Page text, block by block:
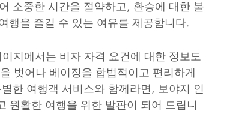
소중한 시간을 절약하고, 환승에 대한 불
행을 즐길 수 있는 여유를 제공합니다.
지에서는 비자 자격 요건에 대한 정보도
벗어나 베이징을 합법적이고 편리하게
한 여행객 서비스와 함께라면, 보야지 인
원활한 여행을 위한 발판이 되어 드립니